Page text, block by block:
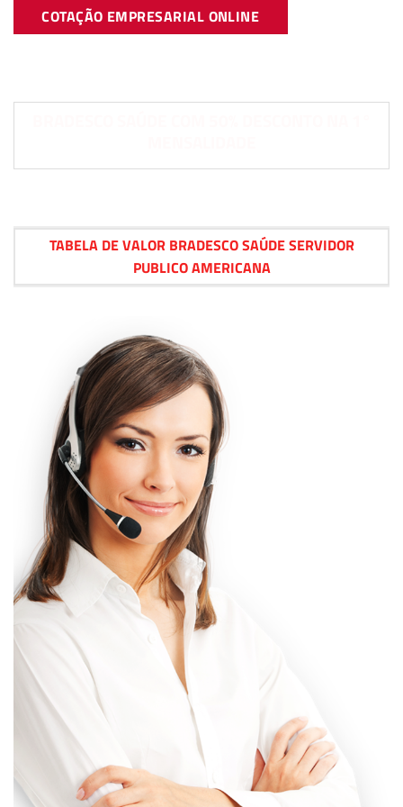
COTAÇÃO EMPRESARIAL ONLINE
TABELA DE VALOR BRADESCO SAÚDE SERVIDOR
PUBLICO AMERICANA